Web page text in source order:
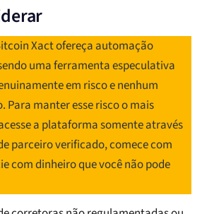
Xact ofereça automação
uma ferramenta especulativa
em risco e nenhum
Para manter esse risco o mais
a plataforma somente através
parceiro verificado, comece com
com dinheiro que você não pode